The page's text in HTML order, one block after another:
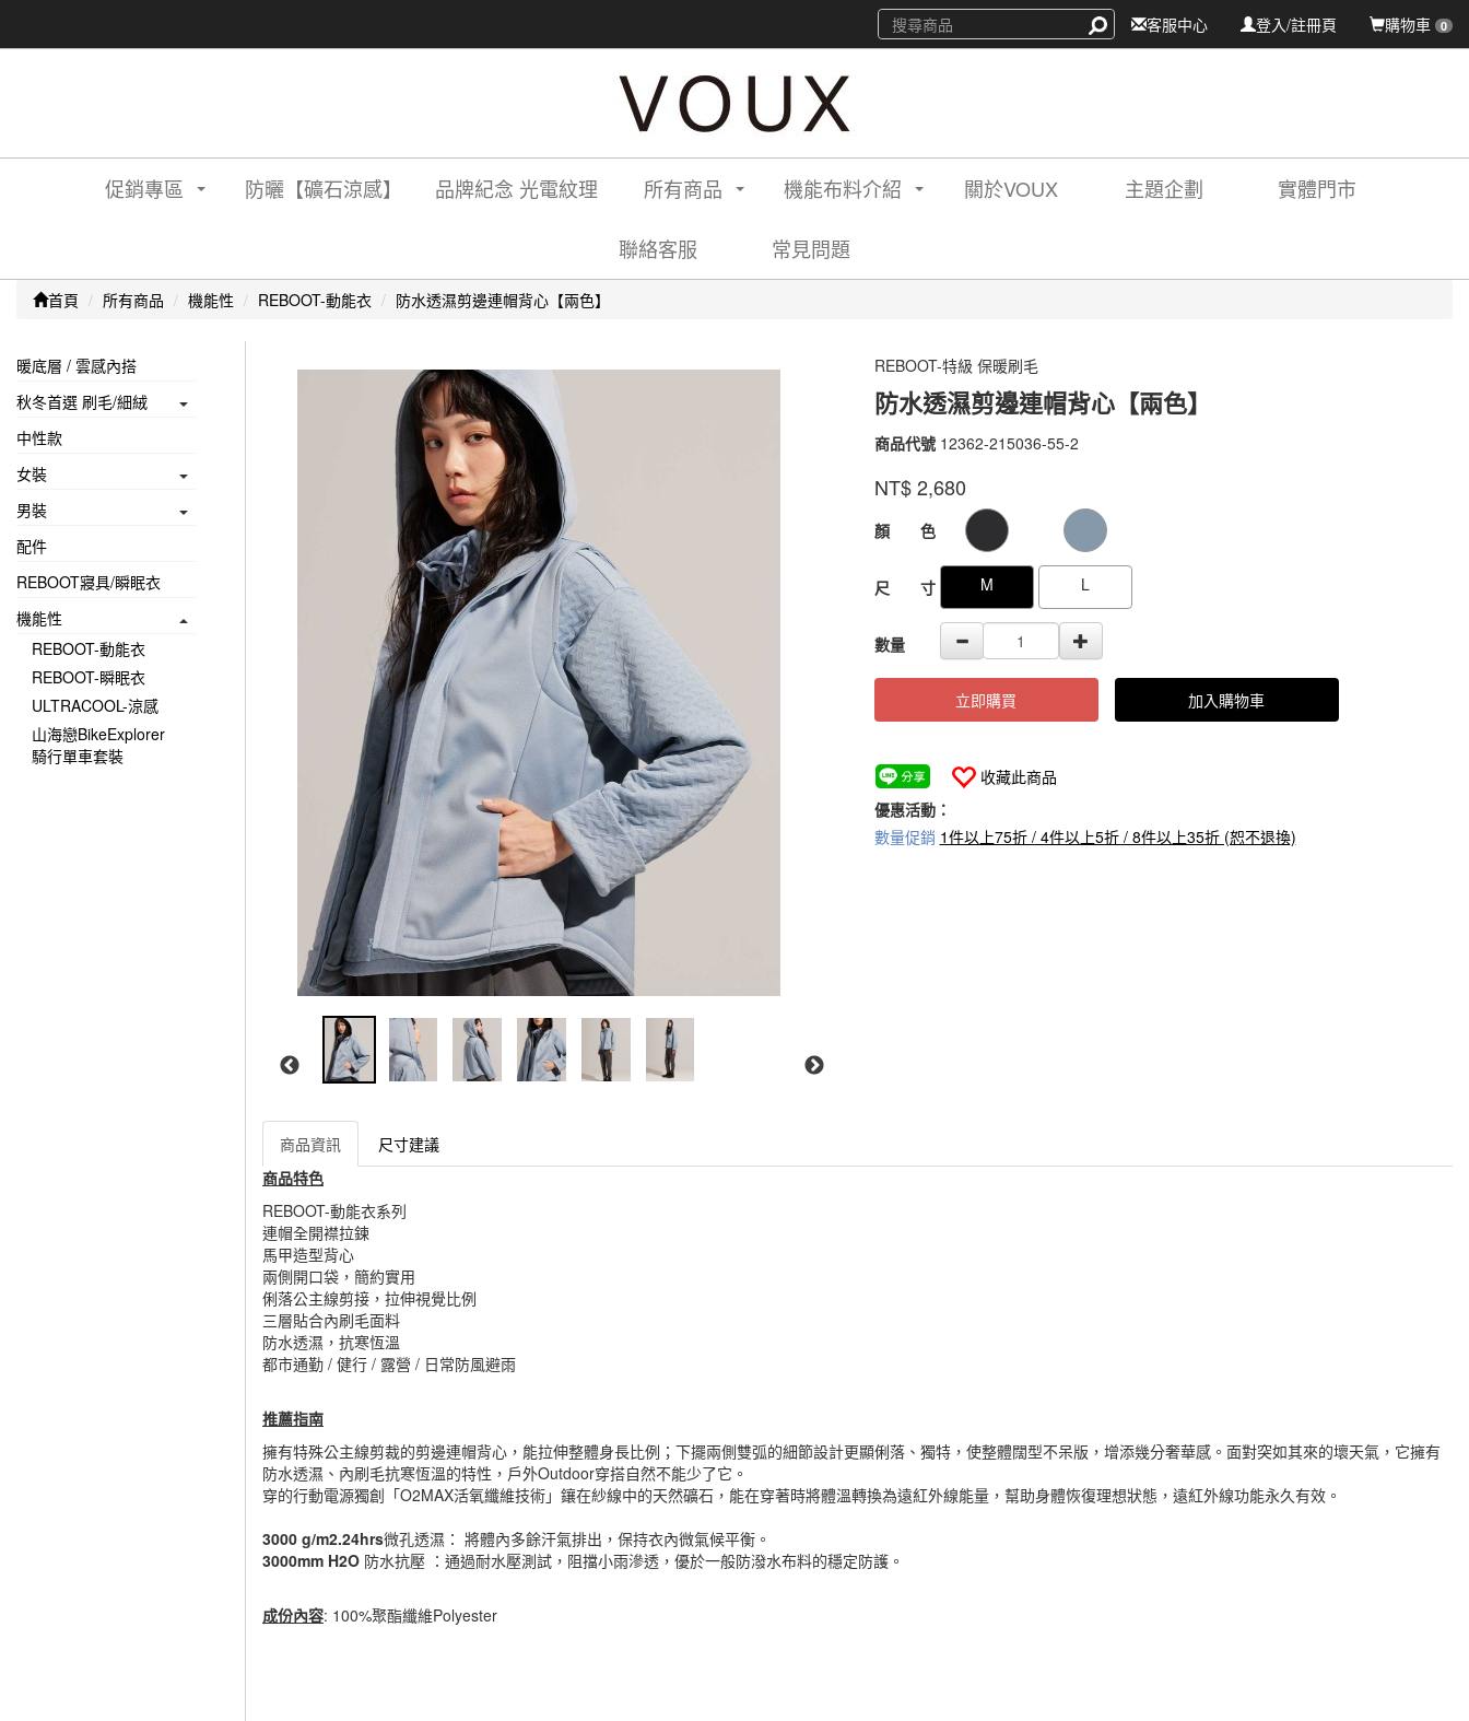
購物車 0
登入/註冊頁
客服中心
促銷專區 防曬【礦石涼感】 品牌紀念 光電紋理 所有商品 機能布料介紹 關於VOUX 主題企劃 實體門市
聯絡客服 常見問題
首頁 所有商品 機能性 REBOOT-動能衣 防水透濕剪邊連帽背心【兩色】
暖底層 / 雲感內搭
秋冬首選 刷毛/細絨
中性款
女裝
男裝
配件
REBOOT寢具/瞬眠衣
機能性
REBOOT-動能衣
REBOOT-瞬眠衣
ULTRACOOL-涼感
山海戀BikeExplorer
騎行單車套裝
REBOOT-特級 保暖刷毛
防水透濕剪邊連帽背心【兩色】
商品代號 12362-215036-55-2
12362-
55-
品牌 VOUX
NT$2,680
GOODS000000000000000105103
顏 色
尺 寸 M L
數量
立即購買 加入購物車
收藏此商品
優惠活動：
數量促銷 1件以上75折 / 4件以上5折 / 8件以上35折 (恕不退換)
商品資訊
尺寸建議
商品特色
REBOOT-動能衣系列
連帽全開襟拉鍊
馬甲造型背心
兩側開口袋，簡約實用
俐落公主線剪接，拉伸視覺比例
三層貼合內刷毛面料
防水透濕，抗寒恆溫
都市通勤 / 健行 / 露營 / 日常防風避雨
推薦指南
擁有特殊公主線剪裁的剪邊連帽背心，能拉伸整體身長比例；下擺兩側雙弧的細節設計更顯俐落、獨特，使整體闊型不呆版，增添幾分奢華感。面對突如其來的壞天氣，它擁有
防水透濕、內刷毛抗寒恆溫的特性，戶外Outdoor穿搭自然不能少了它。
穿的行動電源獨創「O2MAX活氧纖維技術」鑲在紗線中的天然礦石，能在穿著時將體溫轉換為遠紅外線能量，幫助身體恢復理想狀態，遠紅外線功能永久有效。
3000 g/m2.24hrs微孔透濕： 將體內多餘汗氣排出，保持衣內微氣候平衡。
3000mm H2O 防水抗壓 ：通過耐水壓測試，阻擋小雨滲透，優於一般防潑水布料的穩定防護。
成份內容: 100%聚酯纖維Polyester